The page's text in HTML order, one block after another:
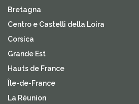
Bretagna
Centro e Castelli della Loira
Corsica
Grande Est
Hauts de France
Île-de-France
La Réunion